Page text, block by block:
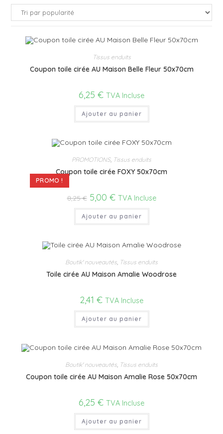
Tissus enduits
Coupon toile cirée AU Maison Belle Fleur 50x70cm
6,25 € TVA Incluse
Ajouter au panier
PROMO !
PROMOTIONS, Tissus enduits
Coupon toile cirée FOXY 50x70cm
8,25€ 5,00 € TVA Incluse
Ajouter au panier
Boutik' nouveautés, Tissus enduits
Toile cirée AU Maison Amalie Woodrose
2,41 € TVA Incluse
Ajouter au panier
Boutik' nouveautés, Tissus enduits
Coupon toile cirée AU Maison Amalie Rose 50x70cm
6,25 € TVA Incluse
Ajouter au panier